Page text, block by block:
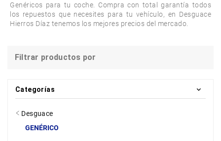
Genéricos para tu coche. Compra con total garantía todos
los repuestos que necesites para tu vehículo, en Desguace
Hierros Díaz tenemos los mejores precios del mercado.
Filtrar productos por
Categorías
Desguace
GENÉRICO